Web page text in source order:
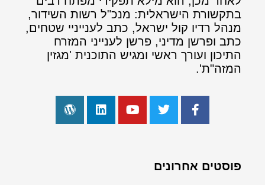
בתקשורת הישראלית: מנכ"ל רשות השידור,
מנהל רדיו קול ישראל, כתב לענייניי שטחים,
כתב ופרשן מדיני, פרשן לענייני המזרח
התיכון ועורך ראשי ומגיש התוכנית 'מגזין
המזה"ת'.
פוסטים אחרונים